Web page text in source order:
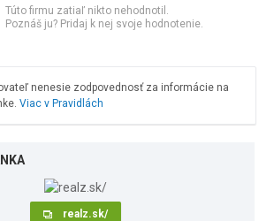
Túto firmu zatiaľ nikto nehodnotil.
Poznáš ju? Pridaj k nej svoje hodnotenie.
nenesie zodpovednosť za informácie na
Viac v Pravidlách
realz.sk/